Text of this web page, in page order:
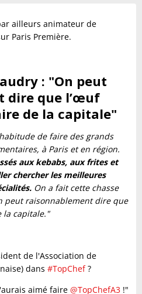
ailleurs animateur de
Paris Première.
: "On peut
dire que l’œuf
de la capitale"
de faire des grands
à Paris et en région.
aux kebabs, aux frites et
chercher les meilleures
On a fait cette chasse
peut raisonnablement dire que
la capitale."
de l'Association de
dans #TopChef?
aimé faire @TopChefA3 !"